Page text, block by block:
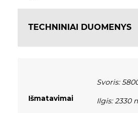
TECHNINIAI DUOMENYS
Išmatavimai
Svoris:
Ilgis: 2330